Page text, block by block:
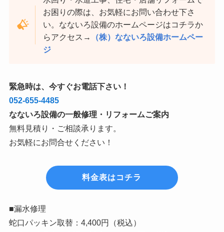
お困りの際は、お気軽にお問い合わせ下さ
い。なないろ設備のホームページはコチラか
らアクセス→
（株）なないろ設備ホームペー
ジ
緊急時は、今すぐお電話下さい！
052-655-4485
なないろ設備の一般修理・リフォームご案内
無料見積り・ご相談承ります。
お気軽にお問合せください！
料金表はコチラ
■漏水修理
蛇口パッキン取替：4,400円（税込）